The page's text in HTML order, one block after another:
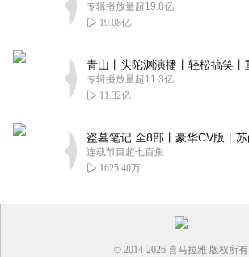
专辑播放量超19.8亿
19.08亿
专辑播放量超11.3亿
11.32亿
连载节目超七百集
1625.40万
© 2014-2026 喜马拉雅 版权所有